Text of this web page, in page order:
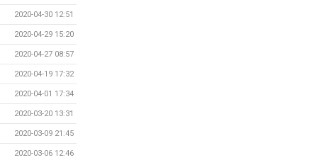
2020-04-30 12:51
2020-04-29 15:20
2020-04-27 08:57
2020-04-19 17:32
2020-04-01 17:34
2020-03-20 13:31
2020-03-09 21:45
2020-03-06 12:46